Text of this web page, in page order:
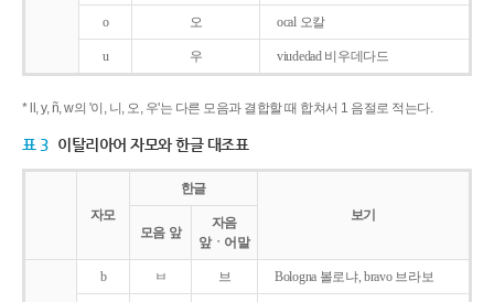
o 오 ocal 오칼
u 우 viudedad 비우데다드
* ll, y, ñ, w의 '이, 니, 오, 우'는 다른 모음과 결합할 때 합쳐서 1 음절로 적는다.
표 3 이탈리아어 자모와 한글 대조표
자모
한글
보기
모음 앞
자음
앞ㆍ어말
b ㅂ 브 Bologna 볼로냐, bravo 브라보